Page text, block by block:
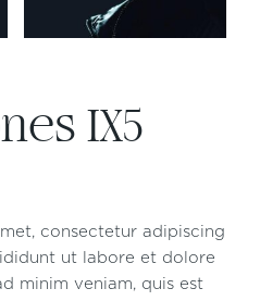
IX5
consectetur adipiscing
ut labore et dolore
minim veniam, quis est